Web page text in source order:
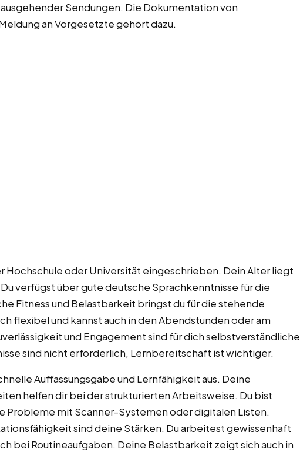
Sendungen. Die Dokumentation von
an Vorgesetzte gehört dazu.
Hochschule oder Universität eingeschrieben. Dein Alter liegt
verfügst über gute deutsche Sprachkenntnisse für die
Fitness und Belastbarkeit bringst du für die stehende
flexibel und kannst auch in den Abendstunden oder am
und Engagement sind für dich selbstverständliche
sind nicht erforderlich, Lernbereitschaft ist wichtiger.
Auffassungsgabe und Lernfähigkeit aus. Deine
helfen dir bei der strukturierten Arbeitsweise. Du bist
Probleme mit Scanner-Systemen oder digitalen Listen.
sind deine Stärken. Du arbeitest gewissenhaft
bei Routineaufgaben. Deine Belastbarkeit zeigt sich auch in